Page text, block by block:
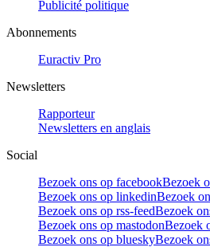
Publicité politique
Abonnements
Euractiv Pro
Newsletters
Rapporteur
Newsletters en anglais
Social
Bezoek ons op facebookBezoek
Bezoek ons op linkedinBezoek
Bezoek ons op rss-feedBezoek
Bezoek ons op mastodonBezoek
Bezoek ons op blueskyBezoek